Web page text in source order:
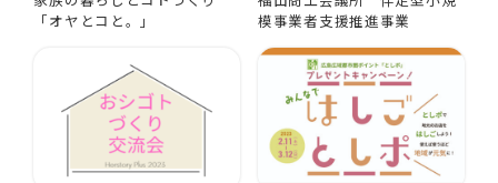
「オヤとコと。」
模事業者支援推進事業